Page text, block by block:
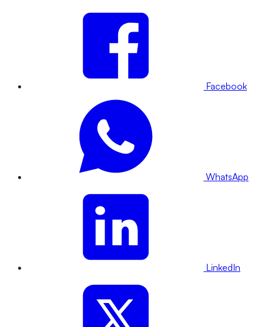
Facebook
WhatsApp
LinkedIn